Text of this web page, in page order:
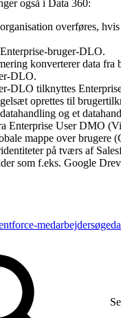
også i Data 360:
overføres,
bruger-DLO.
konverterer data
DLO.
DLO tilknyttes
oprettes til
og et
Enterprise User DMO
mappe over brugere
på tværs af
som f.eks. Google